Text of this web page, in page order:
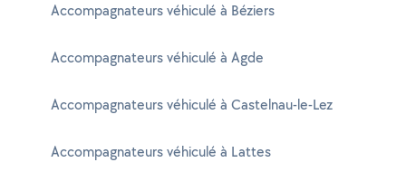
Accompagnateurs véhiculé à Béziers
Accompagnateurs véhiculé à Agde
Accompagnateurs véhiculé à Castelnau-le-Lez
Accompagnateurs véhiculé à Lattes